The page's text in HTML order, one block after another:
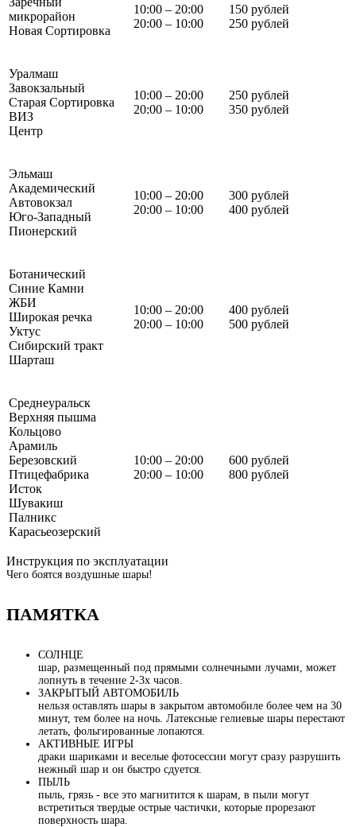
микрорайон
Новая Сортировка
10:00 – 20:00
20:00 – 10:00
150 рублей
250 рублей
Уралмаш
Завокзальный
Старая Сортировка
ВИЗ
Центр
10:00 – 20:00
20:00 – 10:00
250 рублей
350 рублей
Эльмаш
Академический
Автовокзал
Юго-Западный
Пионерский
10:00 – 20:00
20:00 – 10:00
300 рублей
400 рублей
Ботанический
Синие Камни
ЖБИ
Широкая речка
Уктус
Сибирский тракт
Шарташ
10:00 – 20:00
20:00 – 10:00
400 рублей
500 рублей
Среднеуральск
Верхняя пышма
Кольцово
Арамиль
Березовский
Птицефабрика
Исток
Шувакиш
Палникс
Карасьеозерский
10:00 – 20:00
20:00 – 10:00
600 рублей
800 рублей
Инструкция по эксплуатации
Чего боятся воздушные шары!
ПАМЯТКА
СОЛНЦЕ
шар, размещенный под прямыми солнечными лучами, может
лопнуть в течение 2-3х часов.
ЗАКРЫТЫЙ АВТОМОБИЛЬ
нельзя оставлять шары в закрытом автомобиле более чем на 30
минут, тем более на ночь. Латексные гелиевые шары перестают
летать, фольгированные лопаются.
АКТИВНЫЕ ИГРЫ
драки шариками и веселые фотосессии могут сразу разрушить
нежный шар и он быстро сдуется.
ПЫЛЬ
пыль, грязь - все это магнитится к шарам, в пыли могут
встретиться твердые острые частички, которые прорезают
поверхность шара.